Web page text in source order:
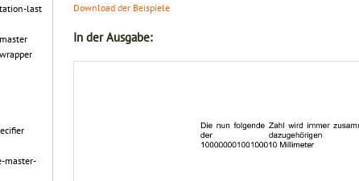
last
master-
Download der Beispiele
In der Ausgabe: